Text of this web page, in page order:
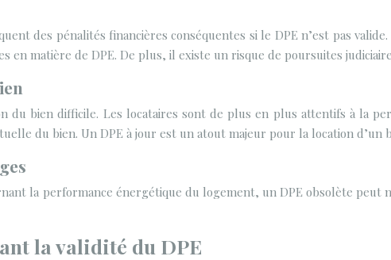
des pénalités financières conséquentes si le DPE n’est pas
en matière de DPE. De plus, il existe un risque de poursuites
du bien difficile. Les locataires sont de plus en plus attentifs à la
du bien. Un DPE à jour est un atout majeur pour la location d’un
la performance énergétique du logement, un DPE obsolète
la validité du DPE